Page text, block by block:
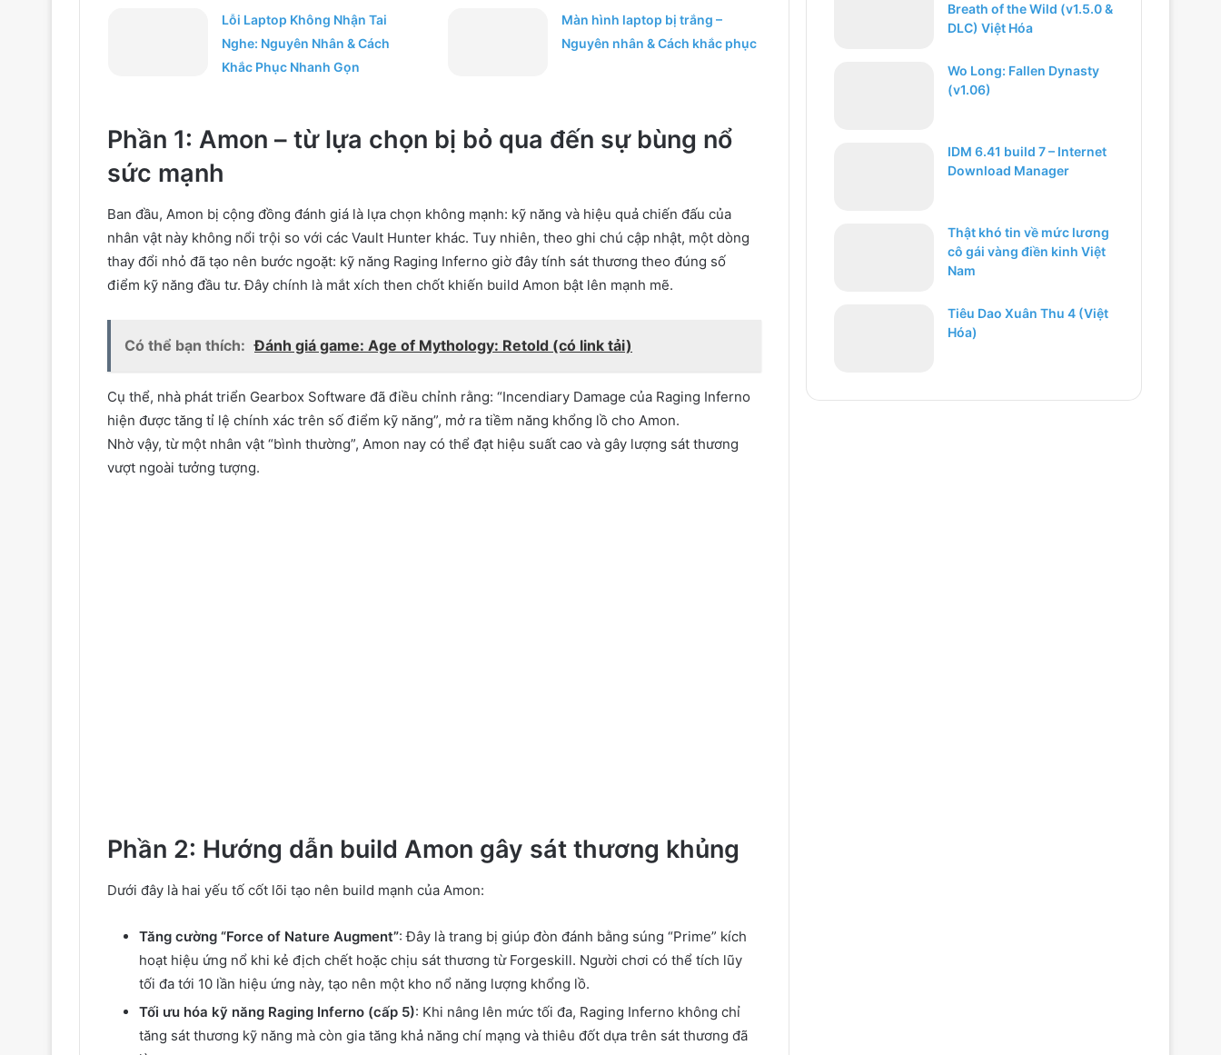
Lỗi Laptop Không Nhận Tai
Nghe: Nguyên Nhân & Cách
Khắc Phục Nhanh Gọn
Màn hình laptop bị trắng –
Nguyên nhân & Cách khắc phục
Phần 1: Amon – từ lựa chọn bị bỏ qua đến sự bùng nổ
sức mạnh
Ban đầu, Amon bị cộng đồng đánh giá là lựa chọn không mạnh: kỹ năng và hiệu quả chiến đấu của
nhân vật này không nổi trội so với các Vault Hunter khác. Tuy nhiên, theo ghi chú cập nhật, một dòng
thay đổi nhỏ đã tạo nên bước ngoặt: kỹ năng Raging Inferno giờ đây tính sát thương theo đúng số
điểm kỹ năng đầu tư. Đây chính là mắt xích then chốt khiến build Amon bật lên mạnh mẽ.
Có thể bạn thích: Đánh giá game: Age of Mythology: Retold (có link tải)
Cụ thể, nhà phát triển Gearbox Software đã điều chỉnh rằng: “Incendiary Damage của Raging Inferno
hiện được tăng tỉ lệ chính xác trên số điểm kỹ năng”, mở ra tiềm năng khổng lồ cho Amon.
Nhờ vậy, từ một nhân vật “bình thường”, Amon nay có thể đạt hiệu suất cao và gây lượng sát thương
vượt ngoài tưởng tượng.
Phần 2: Hướng dẫn build Amon gây sát thương khủng
Dưới đây là hai yếu tố cốt lõi tạo nên build mạnh của Amon:
Tăng cường “Force of Nature Augment”: Đây là trang bị giúp đòn đánh bằng súng “Prime” kích
hoạt hiệu ứng nổ khi kẻ địch chết hoặc chịu sát thương từ Forgeskill. Người chơi có thể tích lũy
tối đa tới 10 lần hiệu ứng này, tạo nên một kho nổ năng lượng khổng lồ.
Tối ưu hóa kỹ năng Raging Inferno (cấp 5): Khi nâng lên mức tối đa, Raging Inferno không chỉ
tăng sát thương kỹ năng mà còn gia tăng khả năng chí mạng và thiêu đốt dựa trên sát thương đã
Breath of the Wild (v1.5.0 &
DLC) Việt Hóa
Wo Long: Fallen Dynasty
(v1.06)
IDM 6.41 build 7 – Internet
Download Manager
Thật khó tin về mức lương
cô gái vàng điền kinh Việt
Nam
Tiêu Dao Xuân Thu 4 (Việt
Hóa)